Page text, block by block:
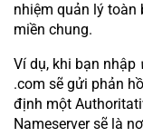
nhiệm quản lý toàn
miền chung.
Ví dụ, khi bạn nhập
.com sẽ gửi phản
định một
Nameserver sẽ là